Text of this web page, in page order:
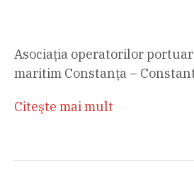
Asociaţia operatorilor
maritim Constanţa –
Citeşte mai mult